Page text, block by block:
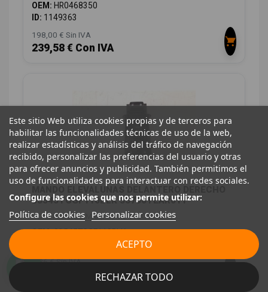
OEM: HR0468350
ID: 1149363
198,00 € Sin IVA
239,58 € Con IVA
MANDO ELEVALUNAS DELANTERO DERECHO
83545TGGF110BLK 35760TEAR011
HONDA CIVIC LIM.5 (FK) 1.0 VTEC CAT
OEM:83545TGGF110BLK
8,26 € Sin IVA
9,99 € Con IVA
Este sitio Web utiliza cookies propias y de terceros para
habilitar las funcionalidades técnicas de uso de la web,
realizar estadísticas y análisis del tráfico de navegación
recibido, personalizar las preferencias del usuario y otras
para ofrecer anuncios y publicidad. También permitimos el
uso de funcionalidades para interactuar con redes sociales.
Configure las cookies que nos permite utilizar:
Política de cookies Personalizar cookies
RECHAZAR TODO
ACEPTO